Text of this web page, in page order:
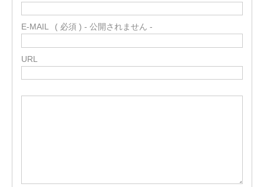
E-MAIL ( 必須 ) - 公開されません -
URL